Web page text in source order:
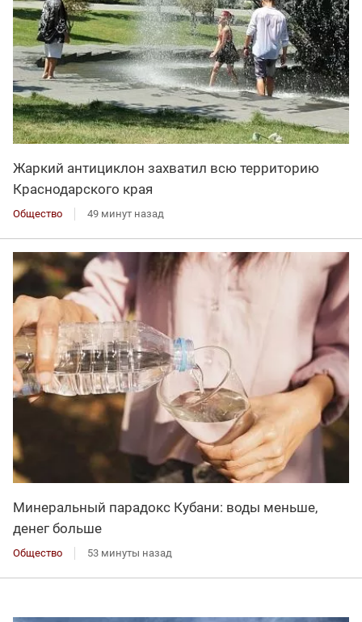
Жаркий антициклон захватил всю территорию
Краснодарского края
Общество 49 минут назад
Минеральный парадокс Кубани: воды меньше,
денег больше
Общество 53 минуты назад